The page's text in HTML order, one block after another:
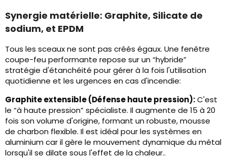
Synergie matérielle: Graphite, Silicate de
sodium, et EPDM
Tous les sceaux ne sont pas créés égaux. Une fenêtre
coupe-feu performante repose sur un “hybride”
stratégie d'étanchéité pour gérer à la fois l'utilisation
quotidienne et les urgences en cas d'incendie:
Graphite extensible (Défense haute pression):C'est
le “à haute pression” spécialiste. Il augmente de 15 à 20
fois son volume d'origine, formant un robuste, mousse
de charbon flexible. Il est idéal pour les systèmes en
aluminium car il gère le mouvement dynamique du métal
lorsqu'il se dilate sous l'effet de la chaleur..